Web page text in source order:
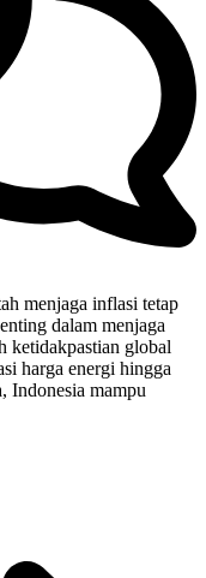
menjaga inflasi tetap
dalam menjaga
ketidakpastian global
harga energi hingga
Indonesia mampu